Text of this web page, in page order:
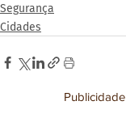
Segurança
Cidades
Publicidade